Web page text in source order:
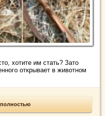
хотите им стать? Зато
открывает в животном
полностью